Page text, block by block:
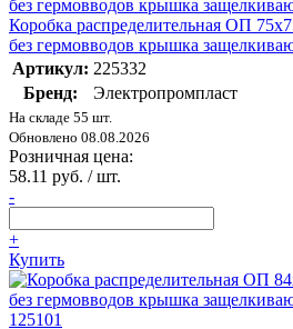
Коробка распределительная ОП
без гермовводов крышка
Артикул: 225332
Бренд:
Электропромпласт
На складе 55 шт.
Обновлено 08.08.2026
Розничная цена:
58.11 руб. / шт.
-
+
Купить